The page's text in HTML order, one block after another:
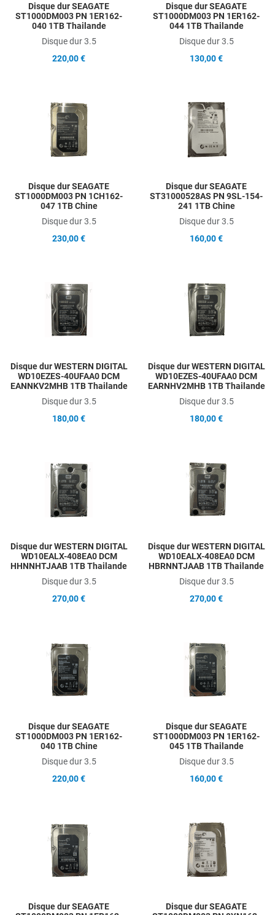
Disque dur SEAGATE
ST1000DM003 PN 1ER162-
040 1TB Thailande
Disque dur 3.5
220,00 €
Disque dur SEAGATE
ST1000DM003 PN 1ER162-
044 1TB Thailande
Disque dur 3.5
130,00 €
Add to Compare
Disque dur SEAGATE
ST1000DM003 PN 1CH162-
047 1TB Chine
Disque dur 3.5
230,00 €
Disque dur SEAGATE
ST31000528AS PN 9SL-154-
241 1TB Chine
Disque dur 3.5
160,00 €
Add to Compare
Disque dur WESTERN DIGITAL
WD10EZES-40UFAA0 DCM
EANNKV2MHB 1TB Thailande
Disque dur 3.5
180,00 €
Disque dur WESTERN DIGITAL
WD10EZES-40UFAA0 DCM
EARNHV2MHB 1TB Thailande
Disque dur 3.5
180,00 €
Add to Compare
Disque dur WESTERN DIGITAL
WD10EALX-408EA0 DCM
HHNNHTJAAB 1TB Thailande
Disque dur 3.5
270,00 €
Disque dur WESTERN DIGITAL
WD10EALX-408EA0 DCM
HBRNNTJAAB 1TB Thailande
Disque dur 3.5
270,00 €
Add to Compare
Disque dur SEAGATE
ST1000DM003 PN 1ER162-
040 1TB Chine
Disque dur 3.5
220,00 €
Disque dur SEAGATE
ST1000DM003 PN 1ER162-
045 1TB Thailande
Disque dur 3.5
160,00 €
Add to Compare
Disque dur SEAGATE
Disque dur SEAGATE